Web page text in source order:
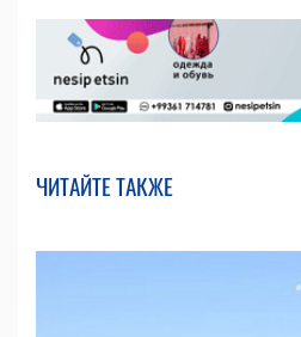
ЧИТАЙТЕ ТАКЖЕ